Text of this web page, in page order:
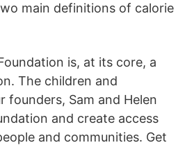
main definitions of calorie
is, at its core, a
The children and
founders, Sam and Helen
and create access
and communities. Get